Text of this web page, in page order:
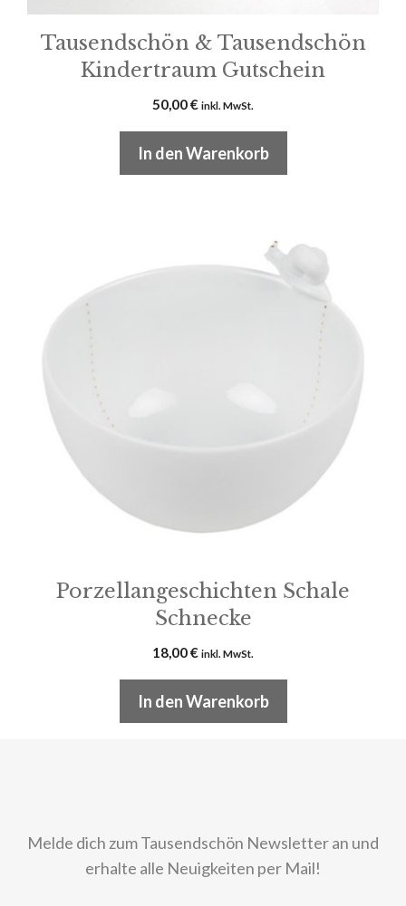
Tausendschön & Tausendschön
Kindertraum Gutschein
50,00€ inkl. MwSt.
In den Warenkorb
Porzellangeschichten Schale
Schnecke
18,00€ inkl. MwSt.
In den Warenkorb
Melde dich zum Tausendschön Newsletter an und
erhalte alle Neuigkeiten per Mail!